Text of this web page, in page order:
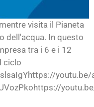
visita il Pianeta
dell'acqua. In questo
tra i 6 e i 12
ciclo
youtu.be/